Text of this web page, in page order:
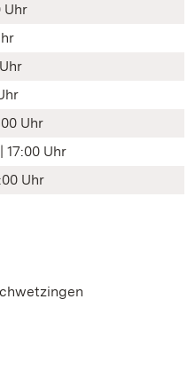
Uhr
Uhr
17:00 Uhr
Uhr